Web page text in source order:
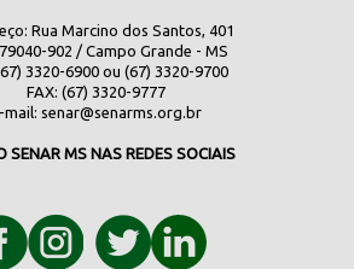
Rua Marcino dos Santos, 401
79040-902 / Campo Grande - MS
3320-6900 ou (67) 3320-9700
FAX: (67) 3320-9777
mail: senar@senarms.org.br
SENAR MS NAS REDES SOCIAIS